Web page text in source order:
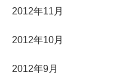
2012年11月
2012年10月
2012年9月